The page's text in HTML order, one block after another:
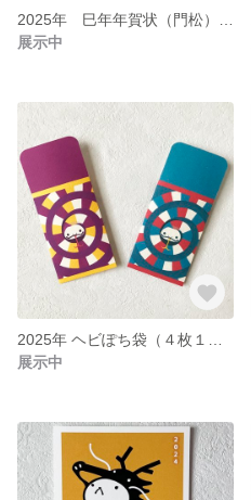
展示中
展示中